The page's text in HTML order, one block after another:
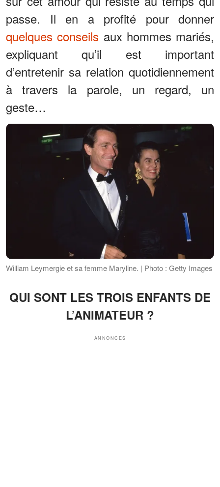
passe. Il en a profité pour donner
quelques conseils aux hommes mariés,
expliquant qu’il est important
d’entretenir sa relation quotidiennement
à travers la parole, un regard, un
geste…
William Leymergie et sa femme Maryline. | Photo : Getty Images
QUI SONT LES TROIS ENFANTS DE
L’ANIMATEUR ?
ANNONCES